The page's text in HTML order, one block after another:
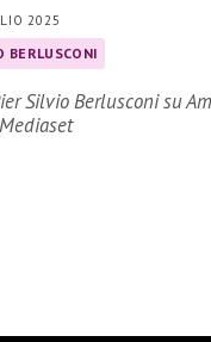
2025
BERLUSCONI
Silvio Berlusconi su